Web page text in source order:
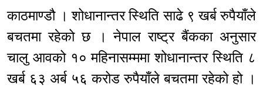
काठमाण्डौ । शोधानान्तर स्थिति साढे ९ खर्ब रुपैयाँले
बचतमा रहेको छ । नेपाल राष्ट्र बैंकका अनुसार
चालु आवको १० महिनासम्ममा शोधानान्तर स्थिति ८
खर्ब ६३ अर्ब ५६ करोड रुपैयाँले बचतमा रहेको हो ।